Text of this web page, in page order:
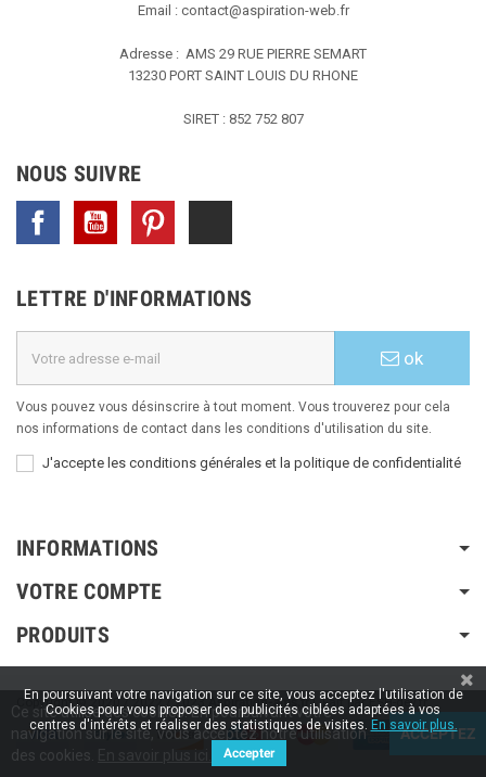
Email : contact@aspiration-web.fr
Adresse : AMS 29 RUE PIERRE SEMART
13230 PORT SAINT LOUIS DU RHONE
SIRET : 852 752 807
NOUS SUIVRE
Facebook YouTube
LETTRE D'INFORMATIONS
ok
Vous pouvez vous désinscrire à tout moment. Vous trouverez pour cela
nos informations de contact dans les conditions d'utilisation du site.
J'accepte les conditions générales et la politique de confidentialité
INFORMATIONS
VOTRE COMPTE
PRODUITS
Copyright © 2020 / 2022 / 2023Aspiration-ams.fr| Fait par ESH-dev.fr
Ce site utilise des cookies. En poursuivant votre
navigation sur le site, vous acceptez notre utilisation
des cookies.
En savoir plus ici.
ACCEPTEZ
En poursuivant votre navigation sur ce site, vous acceptez l'utilisation de
Cookies pour vous proposer des publicités ciblées adaptées à vos
centres d'intérêts et réaliser des statistiques de visites. En savoir plus.
Accepter